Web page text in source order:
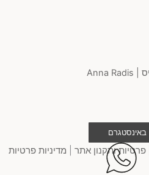
פרטיות ותקנון אתר| מדיניות פרטיות